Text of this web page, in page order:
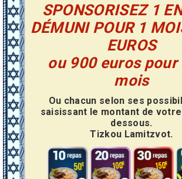
SPONSORISEZ 1
DÉMUNI POUR 1
EUROS
ou 900 euros pour
mois
Ou chacun selon ses
saisissant le montant de
dessous.
Tizkou Lamitzvot.